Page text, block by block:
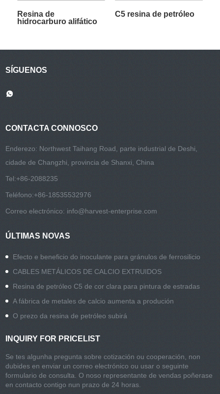
Resina de
hidrocarburo alifático
C5 resina de petróleo
SÍGUENOS
CONTACTA CONNOSCO
Enderezo: Northwest Taihang Road, parte industrial de Deshi,
cidade de Changzhi, provincia de Shanxi, China
Tel:+86-2088235
Teléfono:+86-18535532976
Correo electrónico: info@harvest-enterprise.com
ÚLTIMAS NOVAS
Efecto e beneficio do inoculante para gránulos de ferrosilicio
CABLES METÁLICOS DE CALCIO EXTRUIDOS
Resina de petróleo C5 de cor clara para pintura de estradas
A fábrica de metales de calcio aumenta a produción
O prezo da resina de petróleo subirá
INQUIRY FOR PRICELIST
Se tes algunha pregunta sobre cotización ou cooperación, non
dubides en enviar un correo electrónico ou usar o seguinte
formulario de consulta. O noso representante de vendas poñerase
en contacto contigo nun prazo de 24 horas.